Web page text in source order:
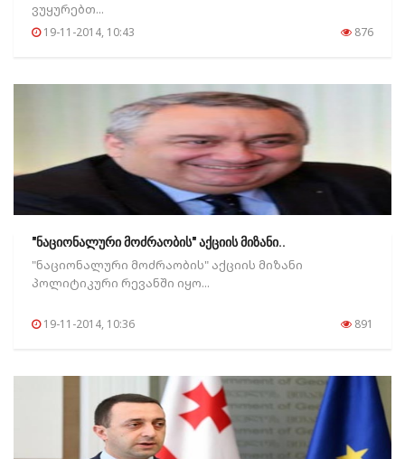
ვუყურებთ...
19-11-2014, 10:43 876
"ნაციონალური მოძრაობის" აქციის მიზანი..
"ნაციონალური მოძრაობის" აქციის მიზანი
პოლიტიკური რევანში იყო...
19-11-2014, 10:36 891